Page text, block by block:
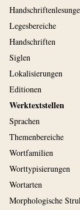
Legesbereiche
Handschriften
Siglen
Lokalisierungen
Editionen
Werktextstellen
Sprachen
Themenbereiche
Wortfamilien
Worttypisierungen
Wortarten
Morphologische